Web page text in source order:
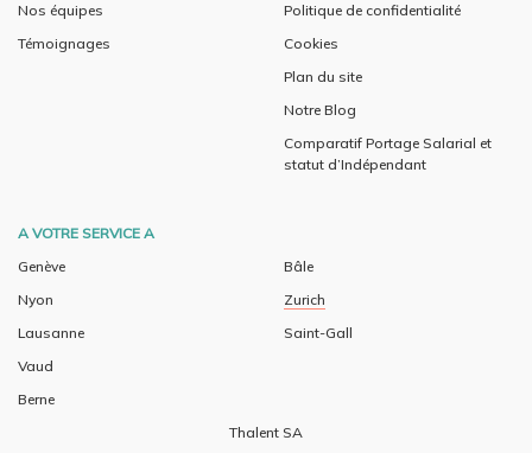
Nos équipes
Témoignages
Politique de confidentialité
Cookies
Plan du site
Notre Blog
Comparatif Portage Salarial et
statut d’Indépendant
A VOTRE SERVICE A
Genève
Nyon
Lausanne
Vaud
Berne
Bâle
Zurich
Saint-Gall
Thalent SA